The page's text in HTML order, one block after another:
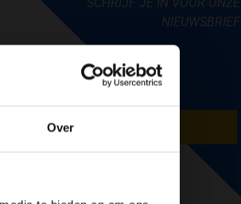
Over
NIEUWSBRIEF
AANMELDEN